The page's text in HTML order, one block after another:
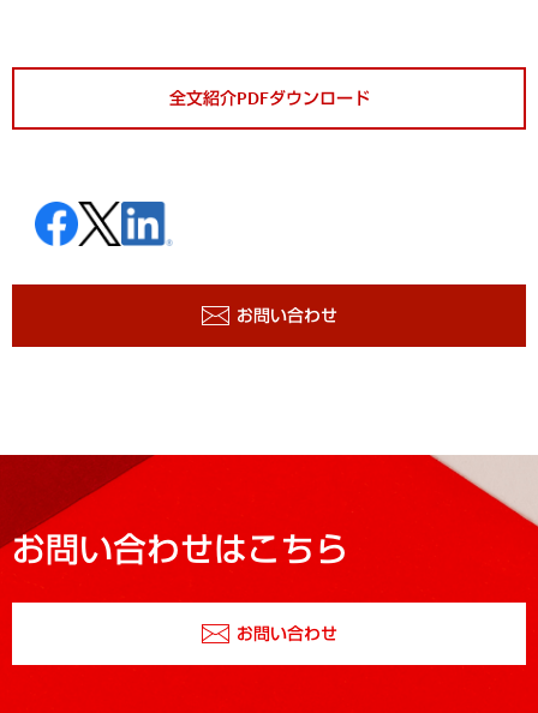
全文紹介PDFダウンロード
お問い合わせ
お問い合わせはこちら
お問い合わせ